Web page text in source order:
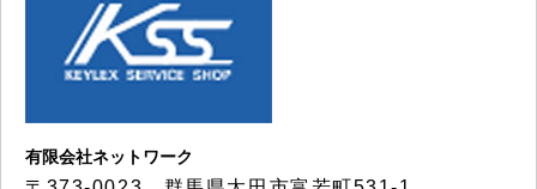
有限会社ネットワーク